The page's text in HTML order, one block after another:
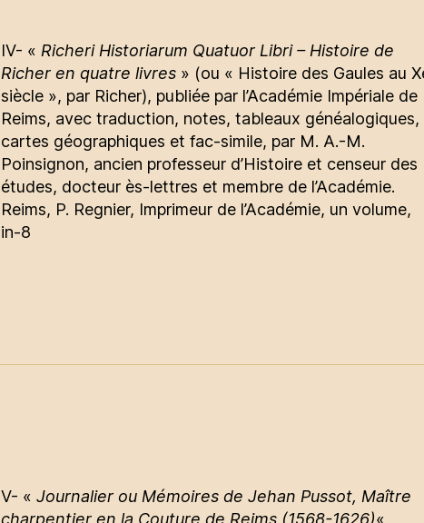
IV- « Richeri Historiarum Quatuor Libri – Histoire de
Richer en quatre livres » (ou « Histoire des Gaules au
siècle », par Richer), publiée par l’Académie Impériale de
Reims, avec traduction, notes, tableaux généalogiques,
cartes géographiques et fac-simile, par M. A.-M.
Poinsignon, ancien professeur d’Histoire et censeur des
études, docteur ès-lettres et membre de l’Académie.
Reims, P. Regnier, Imprimeur de l’Académie, un volume,
in-8
V- « Journalier ou Mémoires de Jehan Pussot, Maître